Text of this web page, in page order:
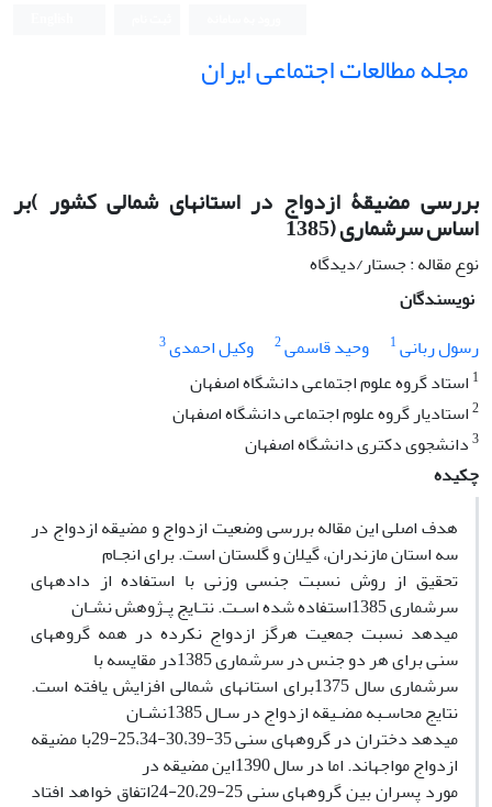
مجله مطالعات اجتماعی ایران
بررسی مضیقۀ ازدواج در استانهای شمالی کشور )بر
اساس سرشماری (1385
نوع مقاله : جستار/دیدگاه
نویسندگان
رسول ربانی1 وحید قاسمی2 وکیل احمدی3
1 استاد گروه علوم اجتماعی دانشگاه اصفهان
2استادیار گروه علوم اجتماعی دانشگاه اصفهان
3دانشجوی دکتری دانشگاه اصفهان
چکیده
هدف اصلی این مقاله بررسی وضعیت ازدواج و مضیقه ازدواج در
سه استان مازندران، گیلان و گلستان است. برای انجـام
تحقیق از روش نسبت جنسی وزنی با استفاده از دادههای
سرشماری 1385استفاده شده اسـت. نتـایج پـژوهش نشـان
میدهد نسبت جمعیت هرگز ازدواج نکرده در همه گروههای
سنی برای هر دو جنس در سرشماری 1385در مقایسه با
سرشماری سال 1375برای استانهای شمالی افزایش یافته است.
نتایج محاسـبه مضـیقه ازدواج در سـال 1385نشـان
میدهد دختران در گروههای سنی 35-30،39-25،34-29با مضیقه
ازدواج مواجهاند. اما در سال 1390این مضیقه در
مورد پسران بین گروههای سنی 25-20،29-24اتفاق خواهد افتاد